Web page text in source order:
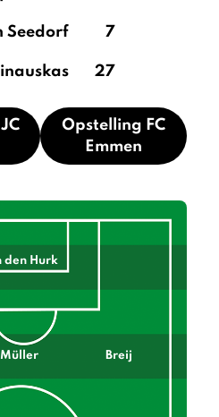
Seedorf 7
27
Opstelling FC
Emmen
den Hurk
Müller Breij